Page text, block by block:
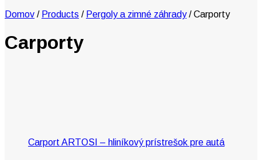
Domov / Products / Pergoly a zimné záhrady/Carporty
Carporty
Carport ARTOSI – hliníkový prístrešok pre autá